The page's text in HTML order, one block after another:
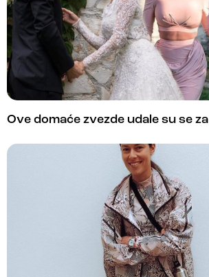
Ove domaće zvezde udale su se